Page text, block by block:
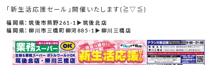
「新生活応援セール」開催いたします(≧▽≦)
福岡県：筑後市熊野261-1▶筑後北店
福岡県：柳川市三橋町柳河885-1▶柳川三橋店